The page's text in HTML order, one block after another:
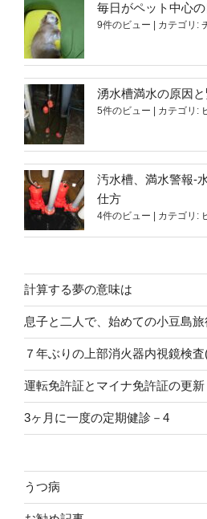
毎日がペット中心の
9件のビュー カテゴリ:
湧水槽満水の原因
5件のビュー カテゴリ:
汚水槽、満水警報-
仕方
4件のビュー カテゴリ:
計算する夢の意味は
息子と二人で、始めての小豆島旅
７年ぶりの上部消火器内視鏡検
運転免許証とマイナ免許証の更新
3ヶ月に一度の定期健診－4
うつ病